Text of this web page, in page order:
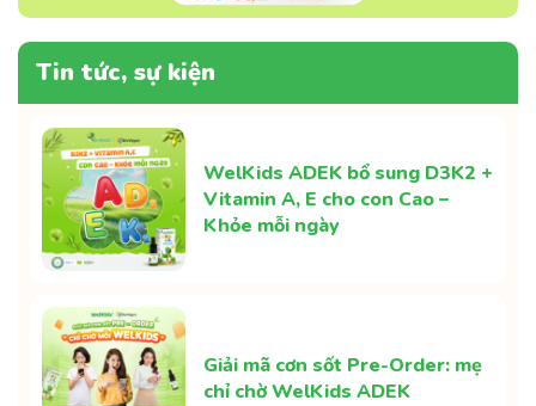
Tin tức, sự kiện
WelKids ADEK bổ sung D3K2 +
Vitamin A, E cho con Cao –
Khỏe mỗi ngày
Giải mã cơn sốt Pre-Order: mẹ
chỉ chờ WelKids ADEK